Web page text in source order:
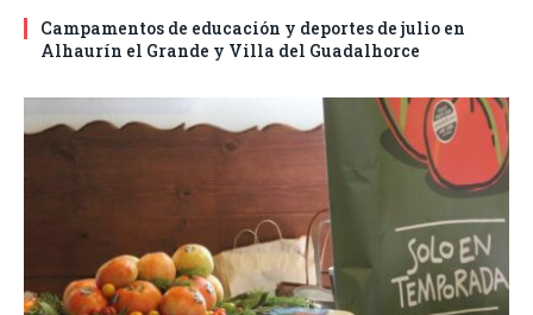
Campamentos de educación y deportes de julio en
Alhaurín el Grande y Villa del Guadalhorce